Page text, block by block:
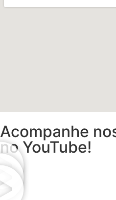
Acompanhe
no YouTube!